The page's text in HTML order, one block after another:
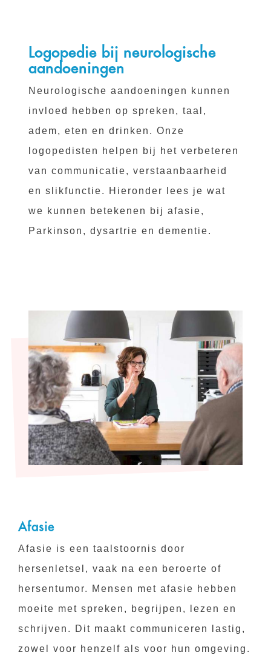
Logopedie bij neurologische
aandoeningen
Neurologische aandoeningen kunnen
invloed hebben op spreken, taal,
adem, eten en drinken. Onze
logopedisten helpen bij het verbeteren
van communicatie, verstaanbaarheid
en slikfunctie. Hieronder lees je wat
we kunnen betekenen bij afasie,
Parkinson, dysartrie en dementie.
Afasie
Afasie is een taalstoornis door
hersenletsel, vaak na een beroerte of
hersentumor. Mensen met afasie hebben
moeite met spreken, begrijpen, lezen en
schrijven. Dit maakt communiceren lastig,
zowel voor henzelf als voor hun omgeving.